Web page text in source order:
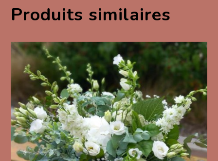
Produits similaires